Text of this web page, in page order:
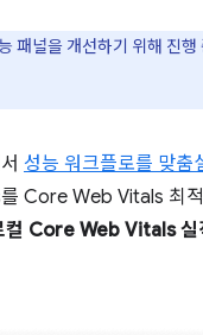
패널을 개선하기 위해 진행
성능 워크플로를 맞춤
Core Web Vitals 최
컬 Core Web Vitals 실